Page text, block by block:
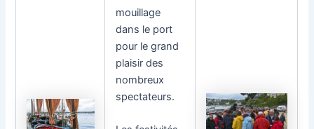
mouillage
dans le port
pour le grand
plaisir des
nombreux
spectateurs.